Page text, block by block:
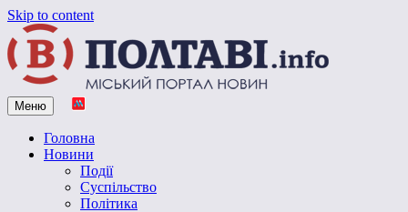
Skip to content
Vpoltave.info
Полтавський портал новин
Меню
Головна
Новини
Події
Суспільство
Політика